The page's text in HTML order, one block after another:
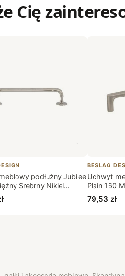
do
Cię
podłużny Jubilee
Srebrny Nikiel
BESLAG
Uchwyt
Plain 160
79,53 zł